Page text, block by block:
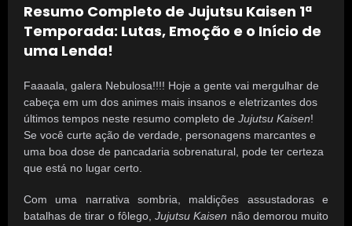
Resumo Completo de Jujutsu Kaisen 1ª
Temporada: Lutas, Emoção e o Início de
uma Lenda!
Faaaala, galera Nebulosa!!!! Hoje a gente vai mergulhar de
cabeça em um dos animes mais insanos e eletrizantes dos
últimos tempos neste resumo completo de Jujutsu Kaisen!
Se você curte ação de verdade, personagens marcantes e
uma boa dose de pancadaria sobrenatural, pode ter certeza
que está no lugar certo.
Com uma narrativa sombria, maldições assustadoras e
batalhas de tirar o fôlego,Jujutsu Kaisen não demorou muito